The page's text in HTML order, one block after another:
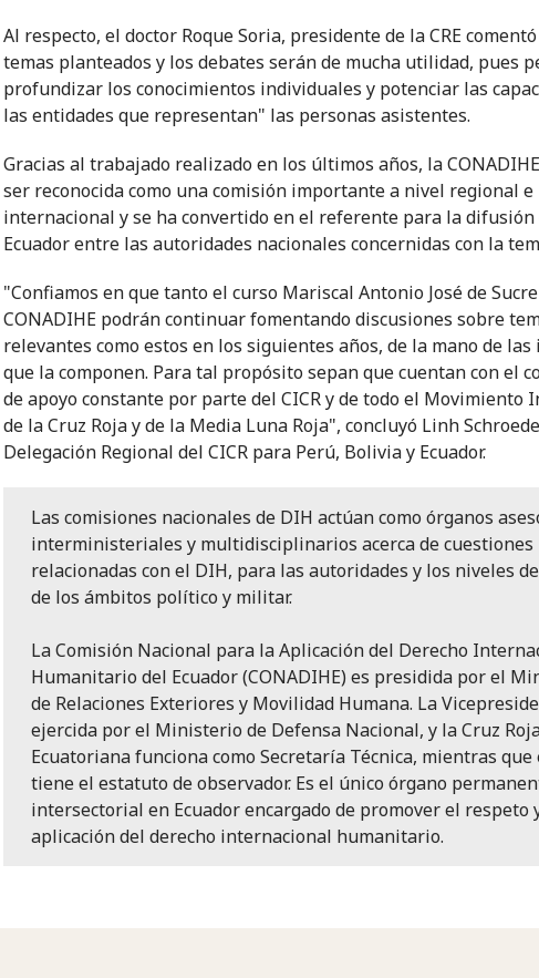
Al respecto, el doctor Roque Soria, presidente de la CRE
temas planteados y los debates serán de mucha utilidad, pues
profundizar los conocimientos individuales y potenciar las
las entidades que representan" las personas asistentes.
Gracias al trabajado realizado en los últimos años, la
ser reconocida como una comisión importante a nivel regional e
internacional y se ha convertido en el referente para la difusión
Ecuador entre las autoridades nacionales concernidas con la
"Confiamos en que tanto el curso Mariscal Antonio José de
CONADIHE podrán continuar fomentando discusiones sobre
relevantes como estos en los siguientes años, de la mano de
que la componen. Para tal propósito sepan que cuentan con el
de apoyo constante por parte del CICR y de todo el Movimiento
de la Cruz Roja y de la Media Luna Roja", concluyó Linh
Delegación Regional del CICR para Perú, Bolivia y Ecuador.
Las comisiones nacionales de DIH actúan como órganos
interministeriales y multidisciplinarios acerca de cuestiones
relacionadas con el DIH, para las autoridades y los niveles
de los ámbitos político y militar.
La Comisión Nacional para la Aplicación del Derecho
Humanitario del Ecuador (CONADIHE) es presidida por el
de Relaciones Exteriores y Movilidad Humana. La
ejercida por el Ministerio de Defensa Nacional, y la Cruz
Ecuatoriana funciona como Secretaría Técnica, mientras que
tiene el estatuto de observador. Es el único órgano
intersectorial en Ecuador encargado de promover el respeto
aplicación del derecho internacional humanitario.